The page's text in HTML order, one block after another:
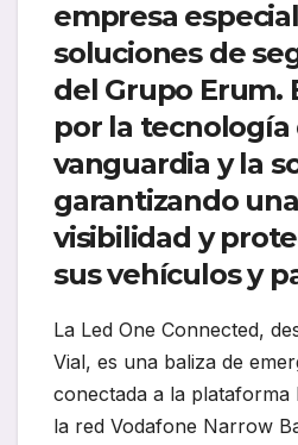
empresa
soluciones de
del Grupo Erum.
por la tecnología
vanguardia y la
garantizando
visibilidad y
sus vehículos y
La Led One Connected,
Vial, es una baliza de
conectada a la plataforma
la red Vodafone Narrow